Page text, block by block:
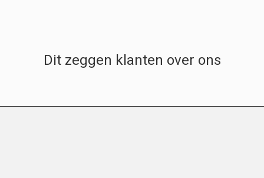
Dit zeggen klanten over ons